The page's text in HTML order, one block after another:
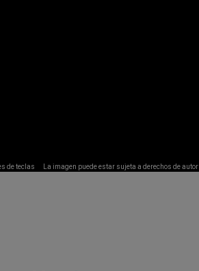
de teclas La imagen puede estar sujeta a derechos de autor